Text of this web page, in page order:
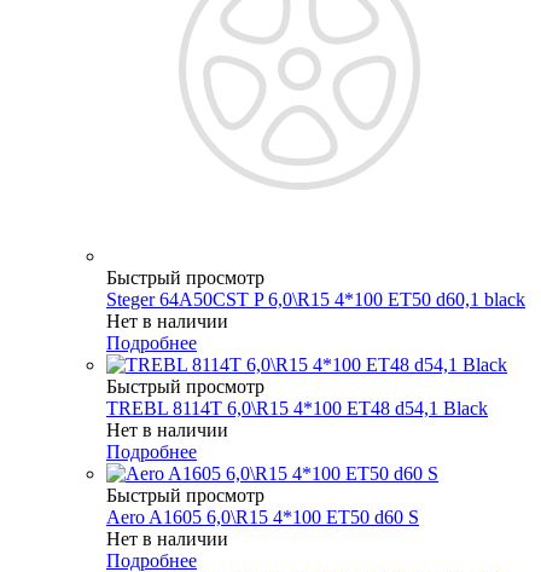
Быстрый просмотр
Steger 64A50CST P 6,0\R15 4*100 ET50 d60,1 black
Нет в наличии
Подробнее
Быстрый просмотр
TREBL 8114T 6,0\R15 4*100 ET48 d54,1 Black
Нет в наличии
Подробнее
Быстрый просмотр
Aero A1605 6,0\R15 4*100 ET50 d60 S
Нет в наличии
Подробнее